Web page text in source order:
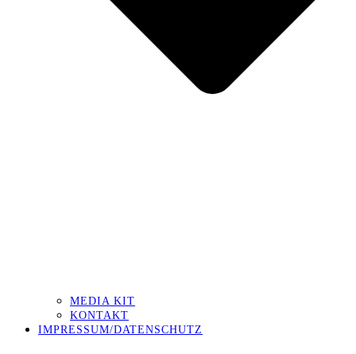
MEDIA KIT
KONTAKT
IMPRESSUM/DATENSCHUTZ